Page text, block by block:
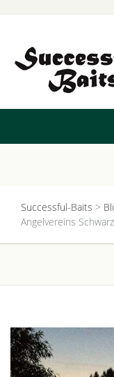
Successful-Baits >
Angelvereins